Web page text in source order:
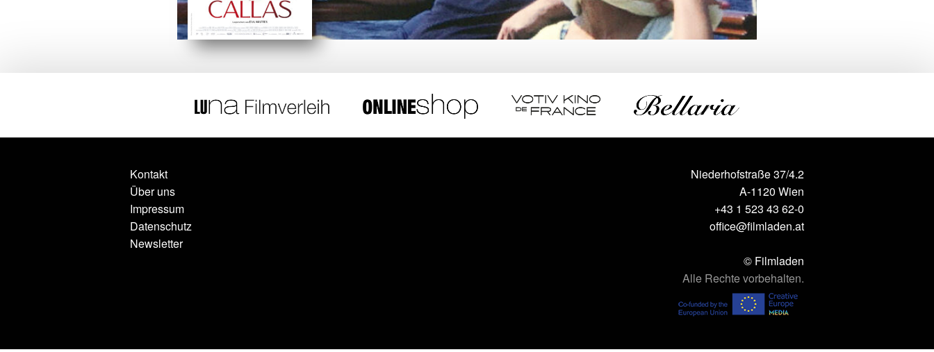
Kontakt
Über uns
Impressum
Datenschutz
Newsletter
Niederhofstraße 37/4.2
A-1120 Wien
+43 1 523 43 62-0
office@filmladen.at
© Filmladen
Alle Rechte vorbehalten.